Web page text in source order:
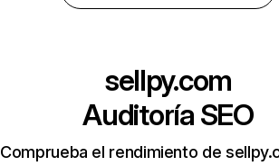
sellpy.com
Auditoría SEO
Comprueba el rendimiento de